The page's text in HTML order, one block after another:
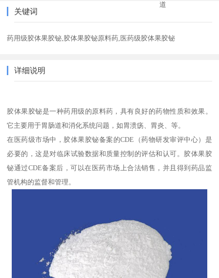
道
关键词
药用级胶体果胶铋,胶体果胶铋原料药,医药级胶体果胶铋
详细说明
胶体果胶铋是一种药用级的原料药，具有良好的药物性质和效果。
它主要用于胃肠道和消化系统问题，如胃溃疡、胃炎、等。
在医药级市场中，胶体果胶铋备案的CDE（药物研发审评中心）是
必要的，这是对临床试验数据和质量控制的评估和认可。胶体果胶
铋通过CDE备案后，可以在医药市场上合法销售，并且得到药品监
管机构的监督和管理。